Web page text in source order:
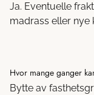
Ja. Eventuelle
madrass eller nye
Hvor mange ganger
Bytte av